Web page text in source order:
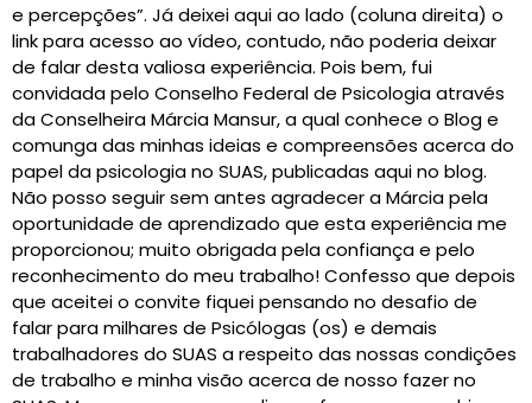
e percepções”. Já deixei aqui ao lado (coluna direita) o
link para acesso ao vídeo, contudo, não poderia deixar
de falar desta valiosa experiência. Pois bem, fui
convidada pelo Conselho Federal de Psicologia através
da Conselheira Márcia Mansur, a qual conhece o Blog e
comunga das minhas ideias e compreensões acerca do
papel da psicologia no SUAS, publicadas aqui no blog.
Não posso seguir sem antes agradecer a Márcia pela
oportunidade de aprendizado que esta experiência me
proporcionou; muito obrigada pela confiança e pelo
reconhecimento do meu trabalho! Confesso que depois
que aceitei o convite fiquei pensando no desafio de
falar para milhares de Psicólogas (os) e demais
trabalhadores do SUAS a respeito das nossas condições
de trabalho e minha visão acerca de nosso fazer no